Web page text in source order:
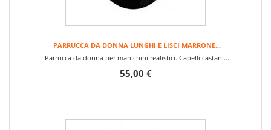
PARRUCCA DA DONNA LUNGHI E LISCI MARRONE...
Parrucca da donna per manichini realistici. Capelli castani...
55,00 €